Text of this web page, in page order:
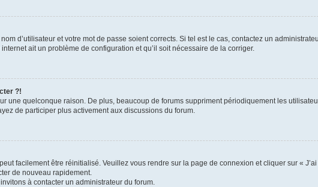
d’utilisateur et votre mot de passe soient corrects. Si tel est le cas, contactez un
ait un problème de configuration et qu’il soit nécessaire de la corriger.
?!
une quelconque raison. De plus, beaucoup de forums suppriment périodiquement les
de participer plus activement aux discussions du forum.
facilement être réinitialisé. Veuillez vous rendre sur la page de connexion et cliquer sur « J’ai
de nouveau rapidement.
à contacter un administrateur du forum.